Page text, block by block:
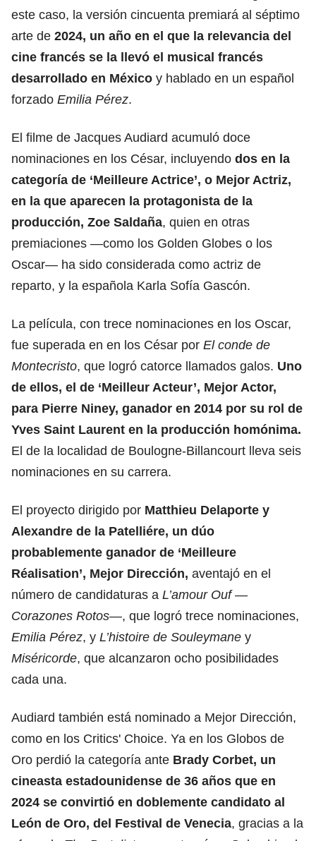
este caso, la versión cincuenta premiará al séptimo
arte de 2024, un año en el que la relevancia del
cine francés se la llevó el musical francés
desarrollado en México y hablado en un español
forzado Emilia Pérez.
El filme de Jacques Audiard acumuló doce
nominaciones en los César, incluyendo dos en la
categoría de ‘Meilleure Actrice’, o Mejor Actriz,
en la que aparecen la protagonista de la
producción, Zoe Saldaña, quien en otras
premiaciones —como los Golden Globes o los
Oscar— ha sido considerada como actriz de
reparto, y la española Karla Sofía Gascón.
La película, con trece nominaciones en los Oscar,
fue superada en en los César por El conde de
Montecristo, que logró catorce llamados galos. Uno
de ellos, el de ‘Meilleur Acteur’, Mejor Actor,
para Pierre Niney, ganador en 2014 por su rol de
Yves Saint Laurent en la producción homónima.
El de la localidad de Boulogne-Billancourt lleva seis
nominaciones en su carrera.
El proyecto dirigido por Matthieu Delaporte y
Alexandre de la Patelliére, un dúo
probablemente ganador de ‘Meilleure
Réalisation’, Mejor Dirección, aventajó en el
número de candidaturas a L’amour Ouf—
Corazones Rotos—, que logró trece nominaciones,
Emilia Pérez, y L’histoire de Souleymane y
Miséricorde, que alcanzaron ocho posibilidades
cada una.
Audiard también está nominado a Mejor Dirección,
como en los Critics' Choice. Ya en los Globos de
Oro perdió la categoría ante Brady Corbet, un
cineasta estadounidense de 36 años que en
2024 se convirtió en doblemente candidato al
León de Oro, del Festival de Venecia, gracias a la